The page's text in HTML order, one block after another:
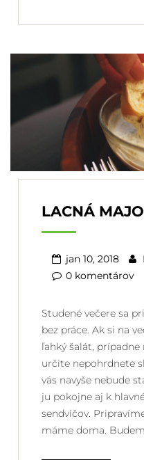
LACNÁ
jan 10, 2018
0 komentárov
Studené večere sa
bez práce. Ak si na
ľahký šalát,
určite nepohrdnete
vás navyše nebude
ju pokojne aj k
sendvičov.
máme doma.